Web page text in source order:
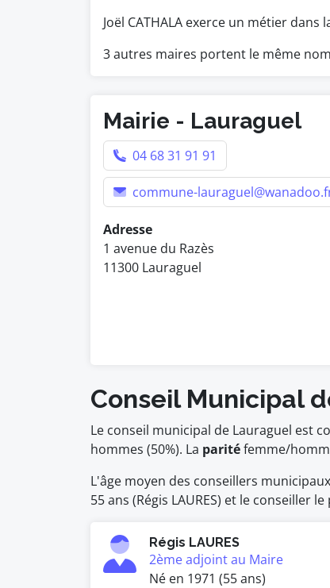
Joël CATHALA exerce un métier
3 autres maires portent le même nom
Mairie - Lauraguel
04 68 31 91 91
commune-
Adresse
1 avenue du Razès
11300 Lauraguel
Conseil Municipal
Le conseil municipal de Lauraguel est
hommes (50%). La paritéfemme/
L'âge moyen des conseillers
55 ans (Régis LAURES) et le conseiller
Régis LAURES
2ème adjoint au Maire
Né en 1971 (55 ans)